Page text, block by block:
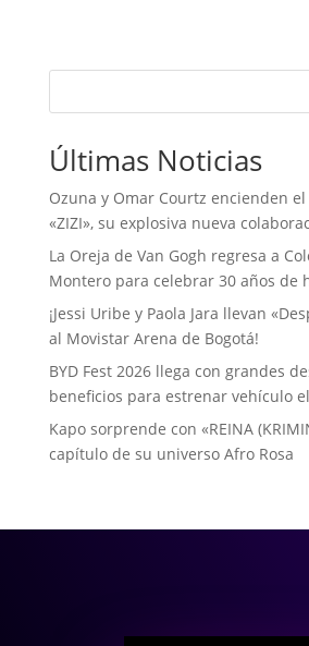
Últimas Noticias
Ozuna y Omar Courtz encienden
«ZIZI», su explosiva nueva
La Oreja de Van Gogh regresa a
Montero para celebrar 30 años de
¡Jessi Uribe y Paola Jara llevan
al Movistar Arena de Bogotá!
BYD Fest 2026 llega con grandes
beneficios para estrenar vehículo
Kapo sorprende con «REINA
capítulo de su universo Afro Rosa